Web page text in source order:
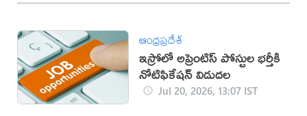
ఆంధ్రప్రదేశ్
ఇస్రోలో అప్రెంటిస్‌ పోస్టుల భర్తీకి
నోటిఫికేషన్ విడుదల
Jul 20, 2026, 13:07 IST